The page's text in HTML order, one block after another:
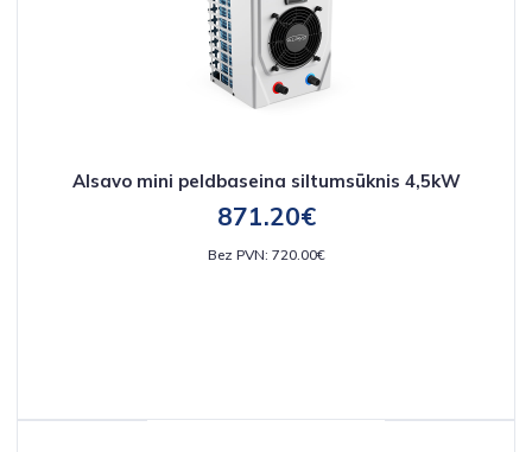
Alsavo mini peldbaseina siltumsūknis 4,5kW
871.20€
Bez PVN: 720.00€